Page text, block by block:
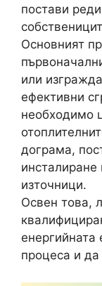
постави
Основният
или
ефективни
необходимо
дограма,
източници.
Освен това,
процеса и